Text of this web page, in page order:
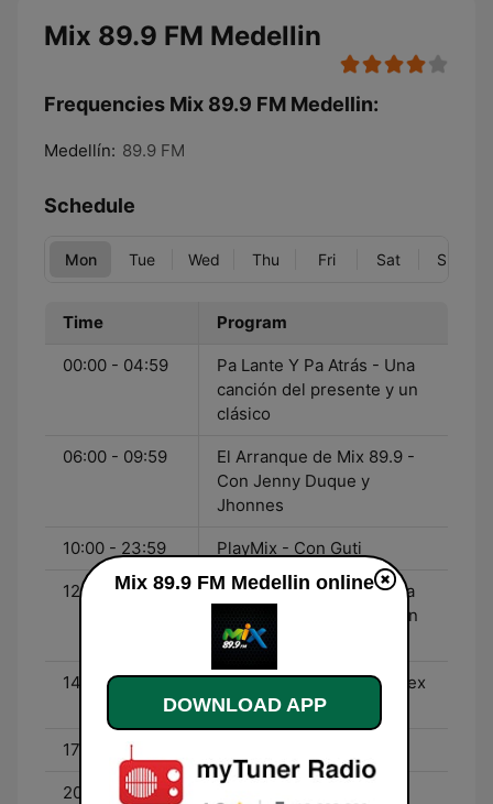
Mix 89.9 FM Medellin
Frequencies Mix 89.9 FM Medellin:
Medellín: 89.9 FM
Schedule
Mon Tue Wed Thu Fri Sat Sun
Time Program
00:00 - 04:59
Pa Lante Y Pa Atrás - Una
canción del presente y un
clásico
06:00 - 09:59
El Arranque de Mix 89.9 -
Con Jenny Duque y
Jhonnes
10:00 - 23:59 PlayMix - Con Guti
12:00 - 13:59
Pa Lante Y Pa Atrás - Una
canción del presente y un
clásico con Dj Zaja
14:00 - 16:59
El Mixeo de Mix - Con Alex
González "Mi Ala"
17:00 - 19:59
20:00 - 23:59
Mix 89.9 FM Medellin online
DOWNLOAD APP